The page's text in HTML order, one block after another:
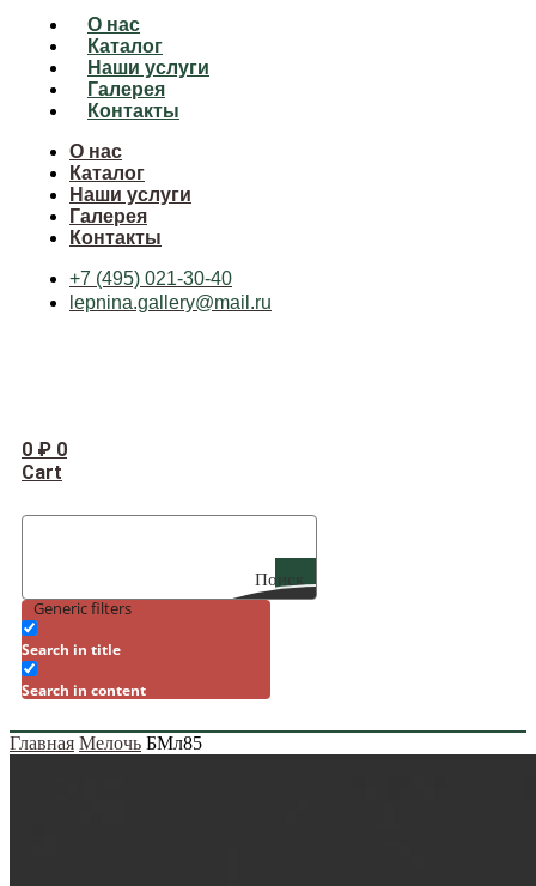
О нас
Каталог
Наши услуги
Галерея
Контакты
О нас
Каталог
Наши услуги
Галерея
Контакты
+7 (495) 021-30-40
lepnina.gallery@mail.ru
0 ₽ 0
Cart
Поиск
Generic filters
Search in title
Search in content
Главная Мелочь БМл85